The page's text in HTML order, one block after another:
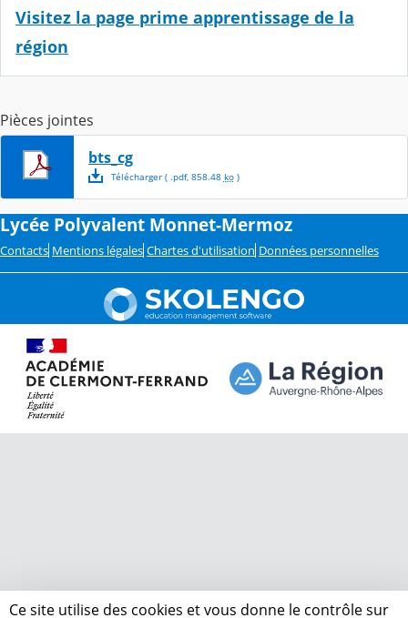
Visitez la page prime apprentissage de la
région
Pièces jointes
bts_cg
Télécharger( .pdf, 858.48 ko)
Lycée Polyvalent Monnet-Mermoz
Contacts Mentions légales Chartes d'utilisation Données personnelles
Ce site utilise des cookies et vous donne le contrôle sur